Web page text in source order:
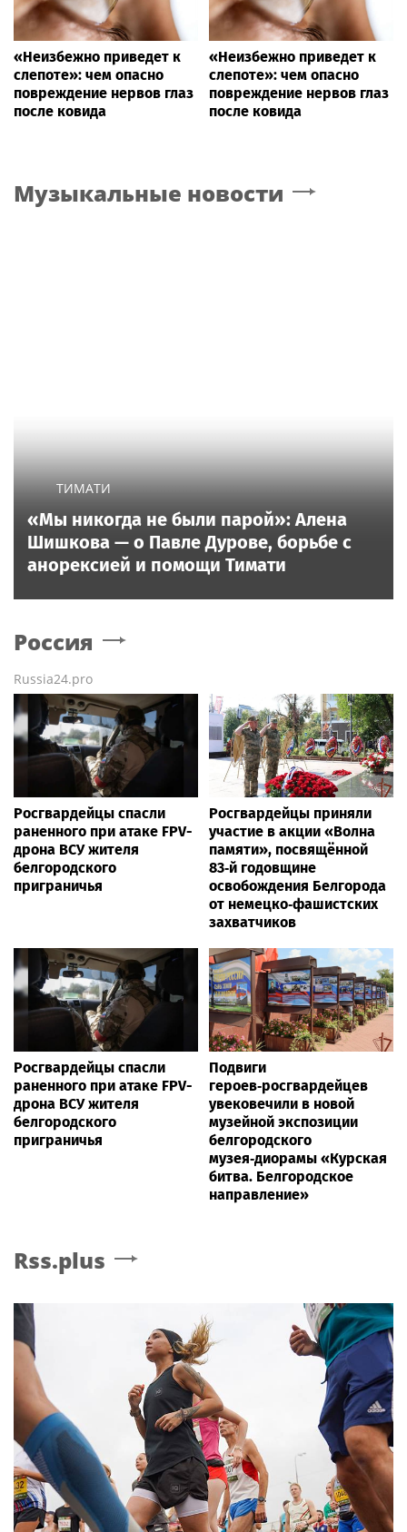
«Неизбежно приведет к
слепоте»: чем опасно
повреждение нервов глаз
после ковида
«Неизбежно приведет к
слепоте»: чем опасно
повреждение нервов глаз
после ковида
Музыкальные новости
ТИМАТИ
«Мы никогда не были парой»: Алена
Шишкова — о Павле Дурове, борьбе с
анорексией и помощи Тимати
Россия
Russia24.pro
Росгвардейцы спасли
раненного при атаке FPV-
дрона ВСУ жителя
белгородского
приграничья
Росгвардейцы приняли
участие в акции «Волна
памяти», посвящённой
83‑й годовщине
освобождения Белгорода
от немецко‑фашистских
захватчиков
Росгвардейцы спасли
раненного при атаке FPV-
дрона ВСУ жителя
белгородского
приграничья
Подвиги
героев‑росгвардейцев
увековечили в новой
музейной экспозиции
белгородского
музея‑диорамы «Курская
битва. Белгородское
направление»
Rss.plus